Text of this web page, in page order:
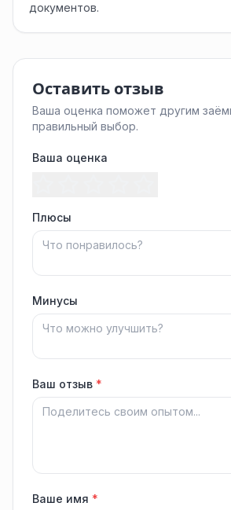
документов.
Оставить отзыв
Ваша оценка поможет другим
правильный выбор.
Ваша оценка
Плюсы
Минусы
Ваш отзыв *
Ваше имя *